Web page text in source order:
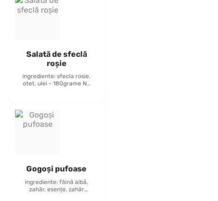
Salată de sfeclă
roșie
ingrediente: sfecla rosie,
otet, ulei - 180grame Nu
Gogoși pufoase
ingrediente: făină albă,
zahăr, esențe, zahăr